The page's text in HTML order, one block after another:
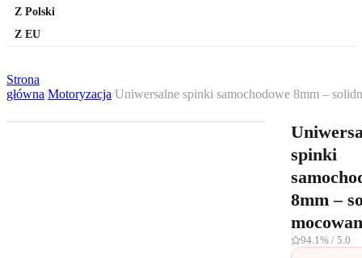
Z Polski
Z EU
Strona
główna/Motoryzacja/Uniwersalne spinki samochodowe 8mm –
spinki
8mm –
94.1% / 5.0